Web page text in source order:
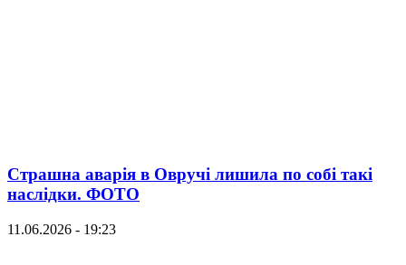
Страшна аварія в Овручі лишила по собі такі
наслідки. ФОТО
11.06.2026 - 19:23